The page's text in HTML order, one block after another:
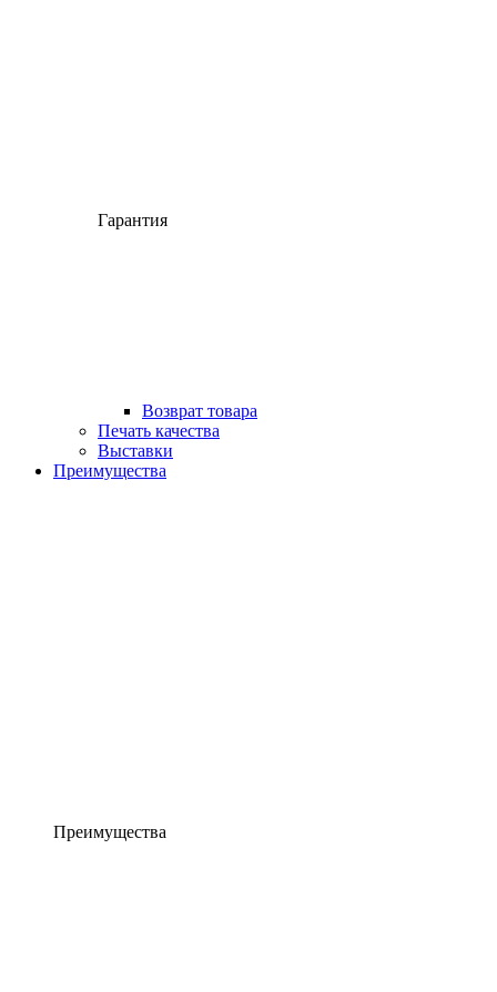
Гарантия
Возврат товара
Печать качества
Выставки
Преимущества
Преимущества